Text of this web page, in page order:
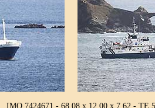
IMO 7424671 - 68,08 x 12,00 x 7,62 - TE